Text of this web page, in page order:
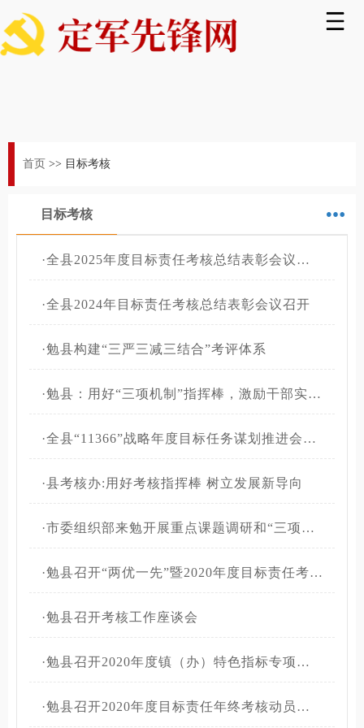
首页 >> 目标考核
目标考核
·全县2025年度目标责任考核总结表彰会议召开
·全县2024年目标责任考核总结表彰会议召开
·勉县构建“三严三减三结合”考评体系
·勉县：用好“三项机制”指挥棒，激励干部实现追赶超越
·全县“11366”战略年度目标任务谋划推进会召开
·县考核办:用好考核指挥棒 树立发展新导向
·市委组织部来勉开展重点课题调研和“三项机制”落实情况专项检查
·勉县召开“两优一先”暨2020年度目标责任考核表彰大会
·勉县召开考核工作座谈会
·勉县召开2020年度镇（办）特色指标专项考评会议
·勉县召开2020年度目标责任年终考核动员培训会